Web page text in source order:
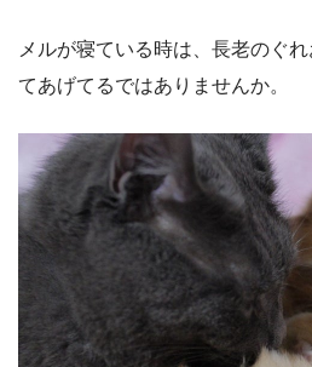
メルが寝ている時は、長老のぐ
てあげてるではありませんか。